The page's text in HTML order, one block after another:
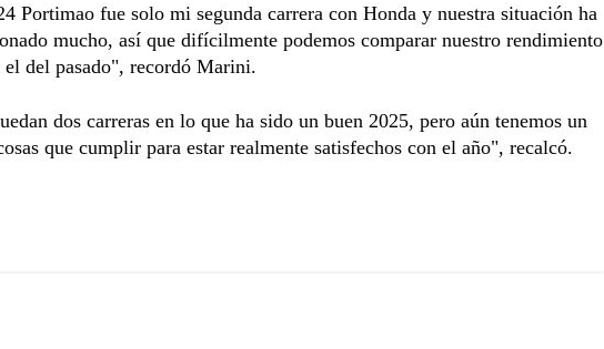
Portimao fue solo mi segunda carrera con Honda y nuestra situación ha
mucho, así que difícilmente podemos comparar nuestro rendimiento
del pasado", recordó Marini.
dos carreras en lo que ha sido un buen 2025, pero aún tenemos un
que cumplir para estar realmente satisfechos con el año", recalcó.